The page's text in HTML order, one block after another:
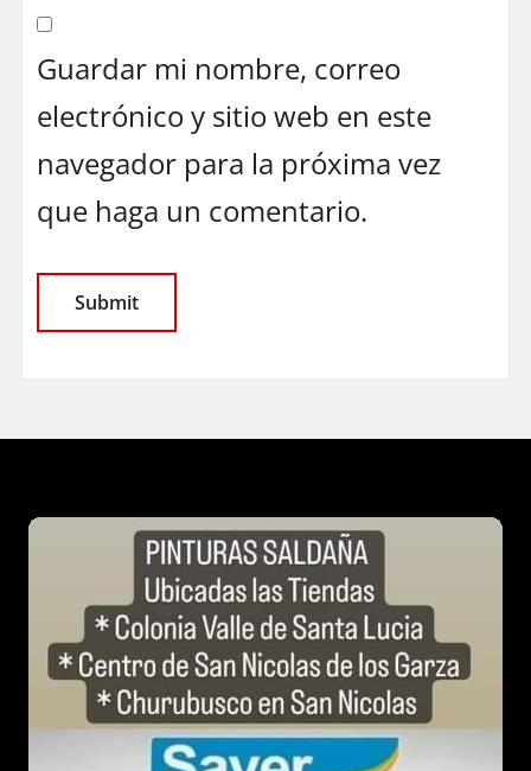
Guardar mi nombre, correo
electrónico y sitio web en este
navegador para la próxima vez
que haga un comentario.